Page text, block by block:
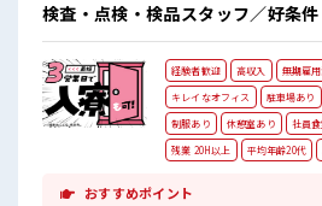
検査・点検・検品スタッフ／好条件
経験者歓迎 高収入 無期雇
キレイなオフィス
駐車場あり
制服あり
休憩室あり 社員
残業 20H以上
平均年齢20代
おすすめポイント